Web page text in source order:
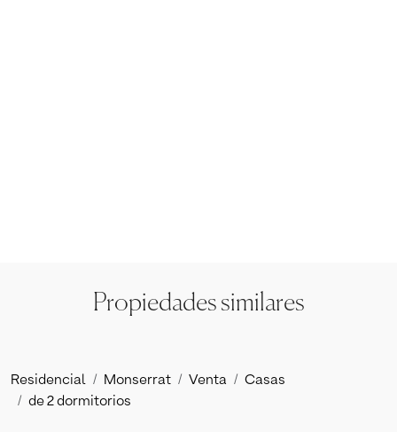
Propiedades similares
Residencial Monserrat Venta
Casas
de 2 dormitorios